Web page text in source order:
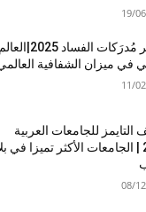
19/
مؤشر مُدرَكات الفساد 2025|العالم
في ميزان الشفافية
11/
التايمز للجامعات العربية
2026 | الجامعات الأكثر تميزا في
08/